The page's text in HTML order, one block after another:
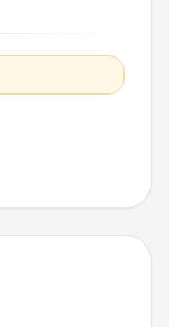
тем, кто